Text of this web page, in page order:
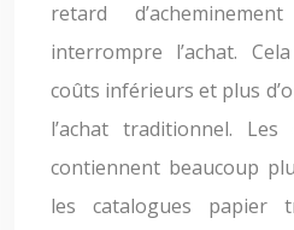
retard
interrompre l’achat.
coûts inférieurs et plus
l’achat traditionnel.
contiennent beaucoup
les catalogues papier